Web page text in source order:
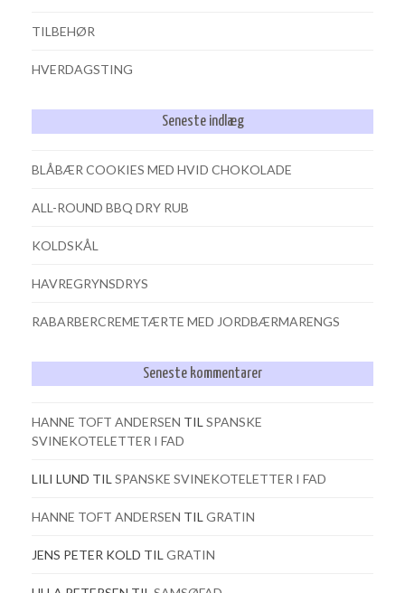
TILBEHØR
HVERDAGSTING
Seneste indlæg
BLÅBÆR COOKIES MED HVID CHOKOLADE
ALL-ROUND BBQ DRY RUB
KOLDSKÅL
HAVREGRYNSDRYS
RABARBERCREMETÆRTE MED JORDBÆRMARENGS
Seneste kommentarer
HANNE TOFT ANDERSEN TIL SPANSKE
SVINEKOTELETTER I FAD
LILI LUND TIL SPANSKE SVINEKOTELETTER I FAD
HANNE TOFT ANDERSEN TIL GRATIN
JENS PETER KOLD TIL GRATIN